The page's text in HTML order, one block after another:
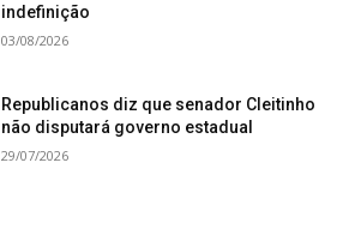
indefinição
03/08/2026
Republicanos diz que senador Cleitinho
não disputará governo estadual
29/07/2026